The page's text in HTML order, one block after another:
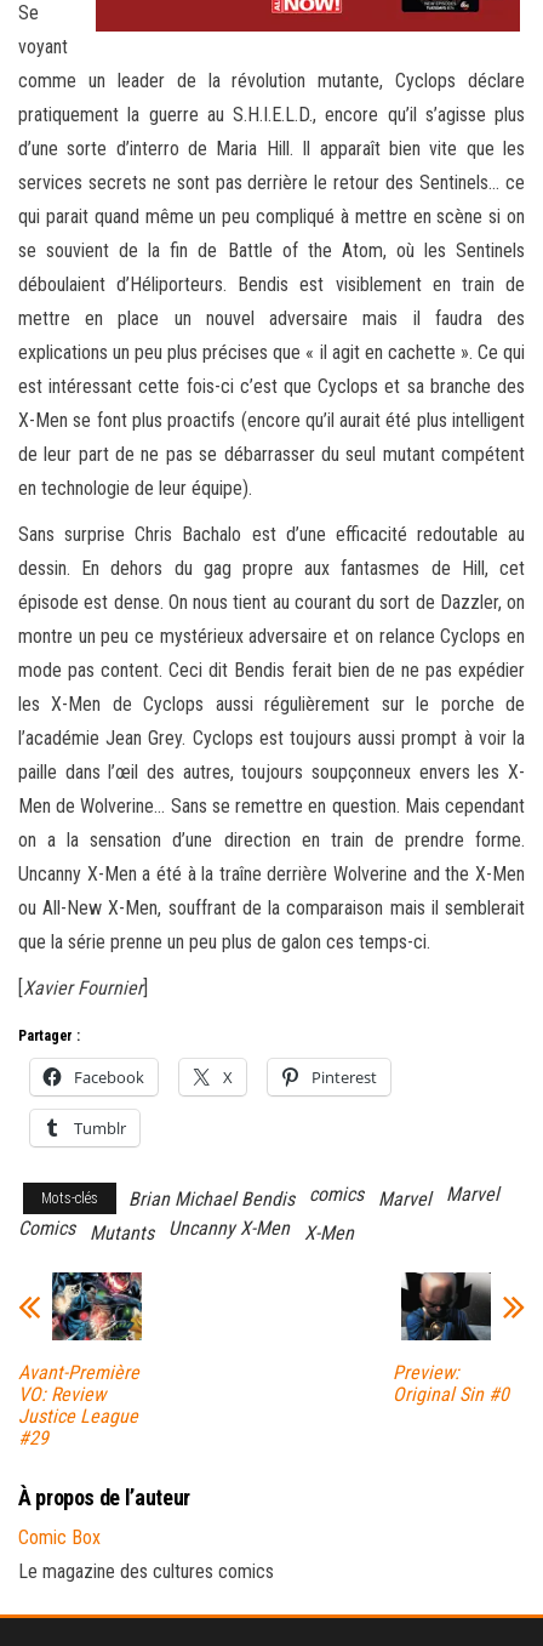
Se
voyant
comme un leader de la révolution mutante, Cyclops déclare
pratiquement la guerre au S.H.I.E.L.D., encore qu’il s’agisse plus
d’une sorte d’interro de Maria Hill. Il apparaît bien vite que les
services secrets ne sont pas derrière le retour des Sentinels… ce
qui parait quand même un peu compliqué à mettre en scène si on
se souvient de la fin de Battle of the Atom, où les Sentinels
déboulaient d’Héliporteurs. Bendis est visiblement en train de
mettre en place un nouvel adversaire mais il faudra des
explications un peu plus précises que « il agit en cachette ». Ce qui
est intéressant cette fois-ci c’est que Cyclops et sa branche des
X-Men se font plus proactifs (encore qu’il aurait été plus intelligent
de leur part de ne pas se débarrasser du seul mutant compétent
en technologie de leur équipe).
Sans surprise Chris Bachalo est d’une efficacité redoutable au
dessin. En dehors du gag propre aux fantasmes de Hill, cet
épisode est dense. On nous tient au courant du sort de Dazzler, on
montre un peu ce mystérieux adversaire et on relance Cyclops en
mode pas content. Ceci dit Bendis ferait bien de ne pas expédier
les X-Men de Cyclops aussi régulièrement sur le porche de
l’académie Jean Grey. Cyclops est toujours aussi prompt à voir la
paille dans l’œil des autres, toujours soupçonneux envers les X-
Men de Wolverine… Sans se remettre en question. Mais cependant
on a la sensation d’une direction en train de prendre forme.
Uncanny X-Men a été à la traîne derrière Wolverine and the X-Men
ou All-New X-Men, souffrant de la comparaison mais il semblerait
que la série prenne un peu plus de galon ces temps-ci.
[Xavier Fournier]
Partager :
Facebook X Pinterest
Tumblr
Mots-clés Brian Michael Bendis comics Marvel
Marvel
Comics
Mutants Uncanny X-Men X-Men
Avant-Première
VO: Review
Justice League
#29
Preview:
Original Sin #0
À propos de l’auteur
Comic Box
Le magazine des cultures comics